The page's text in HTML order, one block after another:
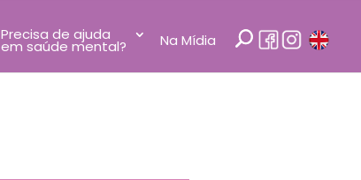
Precisa de ajuda
em saúde mental? Na Mídia